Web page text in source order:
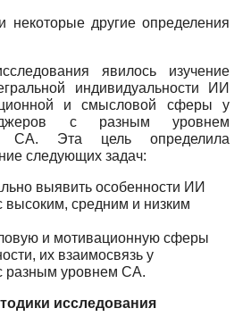
некоторые другие определения
явилось изучение
индивидуальности ИИ
и смысловой сферы у
с разным уровнем
СА. Эта цель определила
следующих задач:
выявить особенности ИИ
высоким, средним и низким
и мотивационную сферы
их взаимосвязь у
разным уровнем СА.
исследования